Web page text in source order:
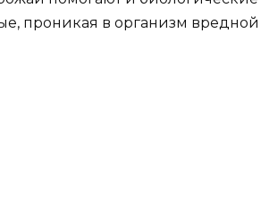
проникая в организм